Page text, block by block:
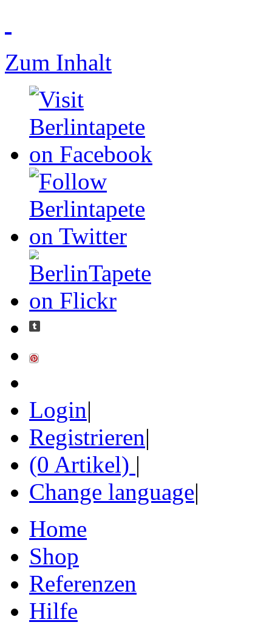
Zum Inhalt
Login|
Registrieren|
(0 Artikel) |
Change language|
Home
Shop
Referenzen
Hilfe